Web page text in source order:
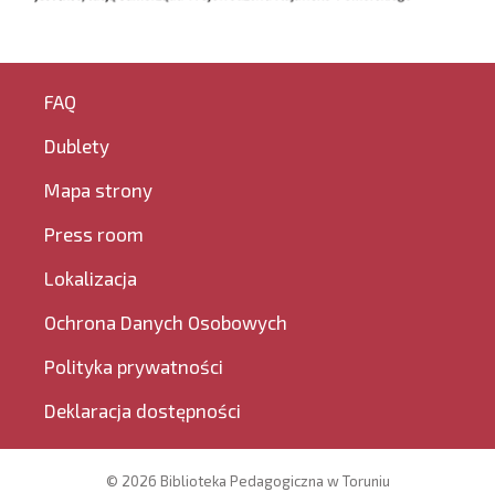
FAQ
Dublety
Mapa strony
Press room
Lokalizacja
Ochrona Danych Osobowych
Polityka prywatności
Deklaracja dostępności
© 2026 Biblioteka Pedagogiczna w Toruniu